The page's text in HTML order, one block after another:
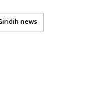
news